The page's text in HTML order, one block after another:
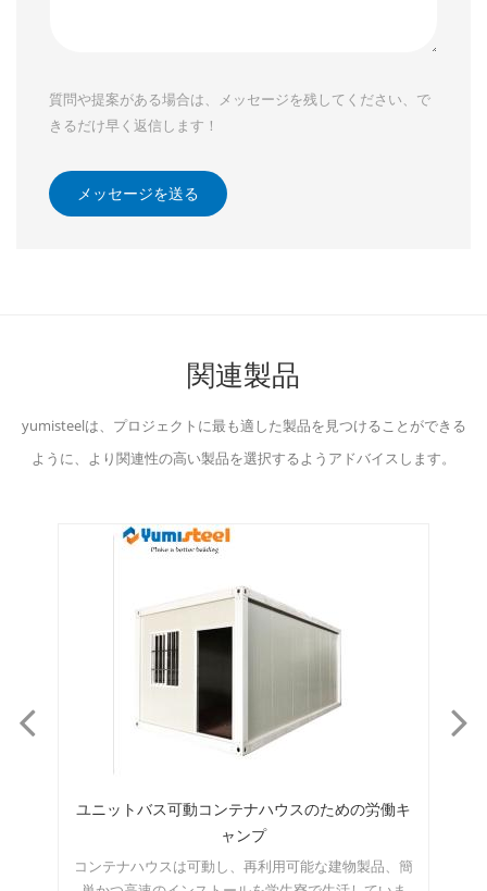
質問や提案がある場合は、メッセージを残してください、で
きるだけ早く返信します！
メッセージを送る
関連製品
yumisteelは、プロジェクトに最も適した製品を見つけることができる
ように、より関連性の高い製品を選択するようアドバイスします。
保管/キャビン用の10フィートのフラクトパックコ
ンテナーハウス
この10フィートのコンテナハウスは、オフィス、ゲー